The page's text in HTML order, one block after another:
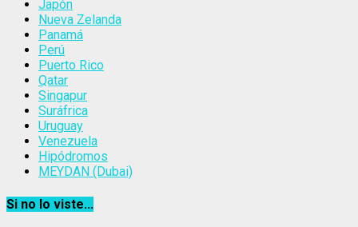
Japón
Nueva Zelanda
Panamá
Perú
Puerto Rico
Qatar
Singapur
Suráfrica
Uruguay
Venezuela
Hipódromos
MEYDAN (Dubai)
Si no lo viste...